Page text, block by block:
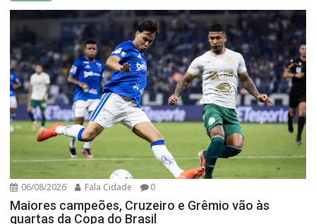
06/08/2026 Fala Cidade 0
Maiores campeões, Cruzeiro e Grêmio vão às
quartas da Copa do Brasil